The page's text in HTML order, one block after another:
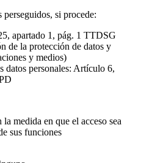
si procede:
apartado 1, pág. 1 TTDSG
de la protección de datos y
y medios)
datos personales: Artículo 6,
medida en que el acceso sea
sus funciones